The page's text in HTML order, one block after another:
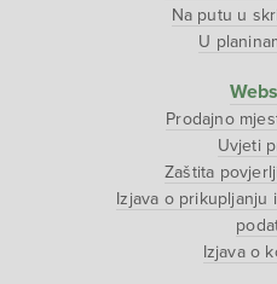
Na putu u
U
Prodajno
Uvjeti
Zaštita
Izjava o prikupljanju
Izjava o